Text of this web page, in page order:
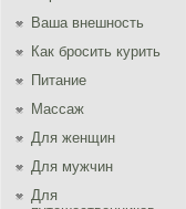
Ваша внешность
Как бросить курить
Питание
Массаж
Для женщин
Для мужчин
Для